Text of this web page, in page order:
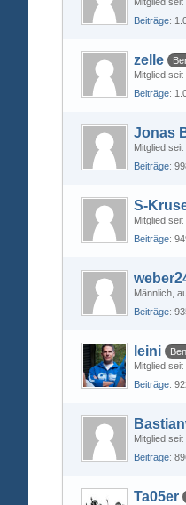
Beiträge
zelle
Mitglied
Beiträge
Jonas
Mitglied
Beiträge
S-
Mitglied
Beiträge
Männlich
Beiträge
leini
Mitglied
Beiträge
Mitglied
Beiträge
Ta05er